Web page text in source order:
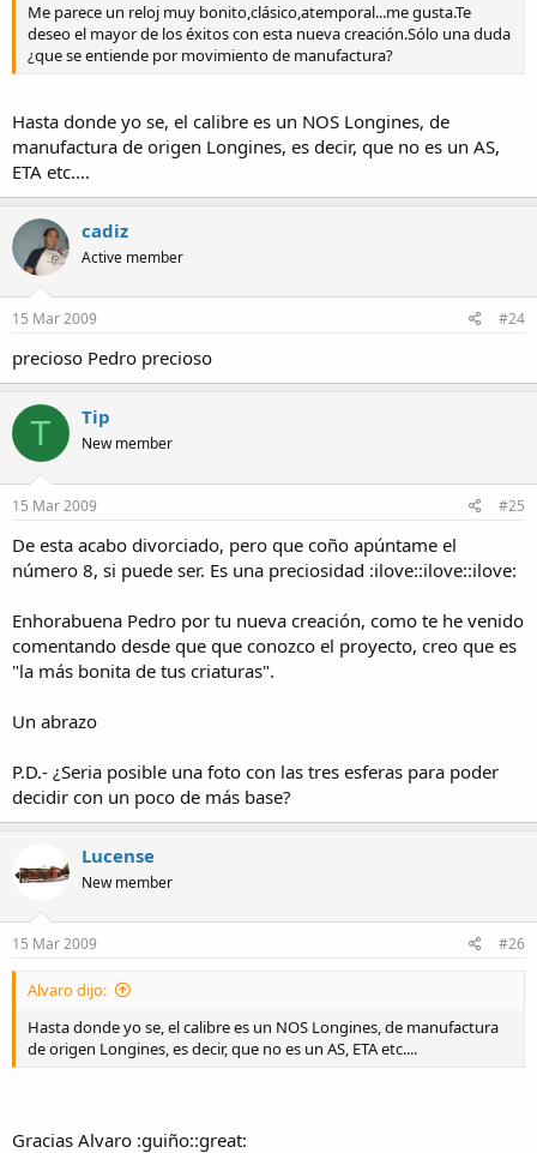
Me parece un reloj muy bonito,clásico,atemporal...me gusta.Te
deseo el mayor de los éxitos con esta nueva creación.Sólo una duda
¿que se entiende por movimiento de manufactura?
Hasta donde yo se, el calibre es un NOS Longines, de
manufactura de origen Longines, es decir, que no es un AS,
ETA etc....
cadiz
Active member
15 Mar 2009 #24
precioso Pedro precioso
T Tip
New member
15 Mar 2009 #25
De esta acabo divorciado, pero que coño apúntame el
número 8, si puede ser. Es una preciosidad :ilove::ilove::ilove:
Enhorabuena Pedro por tu nueva creación, como te he venido
comentando desde que que conozco el proyecto, creo que es
"la más bonita de tus criaturas".
Un abrazo
P.D.- ¿Seria posible una foto con las tres esferas para poder
decidir con un poco de más base?
Lucense
New member
15 Mar 2009 #26
Alvaro dijo:
Hasta donde yo se, el calibre es un NOS Longines, de manufactura
de origen Longines, es decir, que no es un AS, ETA etc....
Gracias Alvaro :guiño::great: